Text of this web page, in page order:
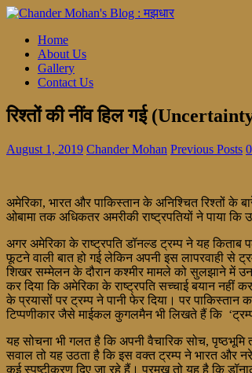
Home
About Us
Gallery
Contact Us
रिश्तों की नींव हिल गई
August 1, 2019 Chander Mohan Previous Posts 0
अमेरिका, भारत और पाकिस्तान के अनिश्चित रिश्तों के
ओबामा तक अधिकतर अमरीकी राष्ट्रपतियों ने पाया कि
अगर अमेरिका के राष्ट्रपति डॉनल्ड ट्रम्प ने यह
फूटने वाली बात हो गई लेकिन अपनी इस लापरवाही से
शिखर सम्मेलन के दौरान कश्मीर मामले को सुलझाने में
कर दिया कि अमेरिका के राष्ट्रपति सच्चाई बयान
के प्रयासों पर ट्रम्प ने पानी फेर दिया। पर पाकिस्तान
टिप्पणीकार जैसे माईकल कुगलमैन भी लिखते हैं कि
यह सोचना भी गलत है कि अपनी वैचारिक सोच,
सवाल तो यह उठता है कि इस वक्त ट्रम्प ने भारत और
कई स्पष्टीकरण दिए जा रहे हैं। प्रमुख तो यह है कि